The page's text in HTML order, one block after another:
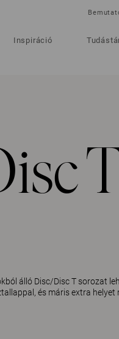
Inspiráció
álló Disc/Disc T sorozat
és máris extra helyet